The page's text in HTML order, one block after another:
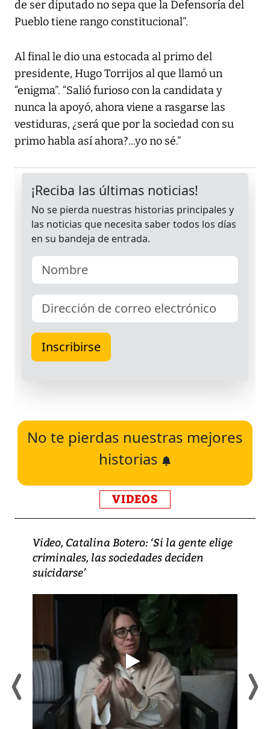
de ser diputado no sepa que la Defensoría del
Pueblo tiene rango constitucional”.
Al final le dio una estocada al primo del
presidente, Hugo Torrijos al que llamó un
“enigma”. “Salió furioso con la candidata y
nunca la apoyó, ahora viene a rasgarse las
vestiduras, ¿será que por la sociedad con su
primo habla así ahora?...yo no sé.”
No te pierdas nuestras mejores
historias
VIDEOS
Video, Catalina Botero: ‘Si la gente elige
criminales, las sociedades deciden
suicidarse’